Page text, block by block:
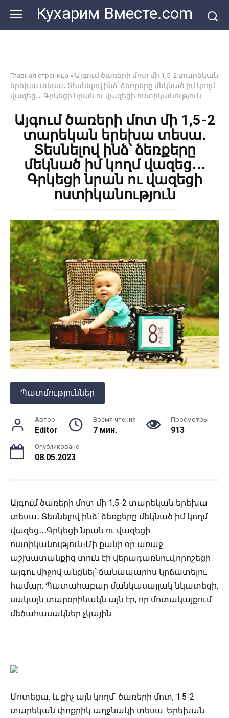
контенту
Кухарим Вместе.com
Главная страница » Այգում ծառերի մոտ մի 1,5-2 տարեկան
երեխա տեսա․ Տեսնելով ինձ՝ ձեռքերը մեկնած իմ կողմ
վազեց․․․Գրկեցի նրան ու վազեցի ոստիկանություն
Այգում ծառերի մոտ մի 1,5-2
տարեկան երեխա տեսա․
Տեսնելով ինձ՝ ձեռքերը
մեկնած իմ կողմ վազեց․․․
Գրկեցի նրան ու վազեցի
ոստիկանություն
Պատմություններ
Автор
Editor
Время чтения
7 мин.
Просмотры
913
Опубликовано
08.05.2023
Այգում ծառերի մոտ մի 1,5-2 տարեկան երեխա
տեսա․ Տեսնելով ինձ՝ ձեռքերը մեկնած իմ կողմ
վազեց․․․Գրկեցի նրան ու վազեցի
ոստիկանություն։Մի քանի օր առաջ
աշխատանքից տուն էի վերադառնում,որոշեցի
այգու միջով անցնել՝ ճանապարհս կրճատելու
համար: Պատահաբար մանկասայլակ նկատեցի,
սակայն տարօրինակն այն էր, որ մոտակայքում
մեծահասակներ չկային:
Մոտեցա, և քիչ այն կողմ՝ ծառերի մոտ, 1.5-2
տարեկան փոքրիկ աղջնակի տեսա: Երեխան